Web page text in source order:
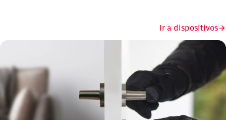
Ir a dispositivos